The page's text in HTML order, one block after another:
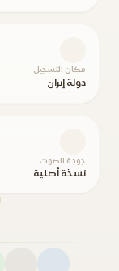
مكان التسجيل
دولة إيران
جودة الصوت
نسخة أصلية